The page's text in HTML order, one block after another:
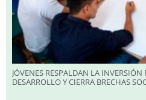
JÓVENES RESPALDAN LA
DESARROLLO Y CIERRA BRECHAS